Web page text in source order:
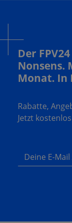
Der
Nonsens.
Monat. In
Rabatte,
Jetzt
Deine E-Mail